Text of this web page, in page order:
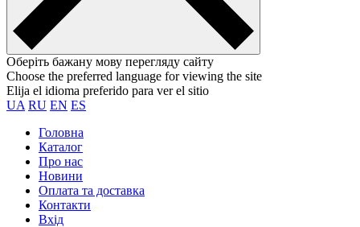
Оберіть бажану мову перегляду сайту
Choose the preferred language for viewing the site
Elija el idioma preferido para ver el sitio
UA RU EN ES
Головна
Каталог
Про нас
Новини
Оплата та доставка
Контакти
Вхiд